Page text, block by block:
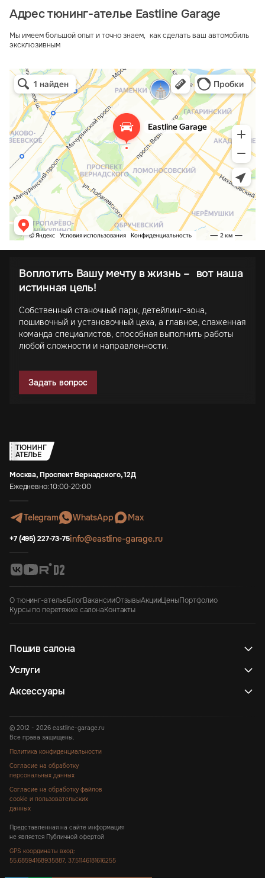
Адрес тюнинг-ателье Eastline Garage
Мы имеем большой опыт и точно знаем, как сделать ваш автомобиль
эксклюзивным
Воплотить Вашу мечту в жизнь – вот наша
истинная цель!
Собственный станочный парк, детейлинг-зона,
пошивочный и установочный цеха, а главное, слаженная
команда специалистов, способная выполнить работы
любой сложности и направленности.
Задать вопрос
ТЮНИНГ
АТЕЛЬЕ
Москва, Проспект Вернадского, 12Д
Ежедневно: 10:00-20:00
Telegram WhatsApp Max
+7 (495) 227-73-75info@eastline-garage.ru
О тюнинг-ательеБлогВакансииОтзывыАкцииЦеныПортфолио
Курсы по перетяжке салонаКонтакты
Пошив салона
Услуги
Аксессуары
© 2012 - 2026 eastline-garage.ru
Все права защищены.
Политика конфиденциальности
Согласие на обработку
персональных данных
Согласие на обработку файлов
cookie и пользовательских
данных
Представленная на сайте информация
не является Публичной офертой
GPS координаты вход:
55.68594168935887, 37.51146181616255